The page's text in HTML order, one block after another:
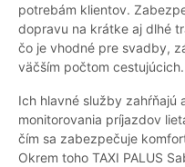
potrebám klientov.
dopravu na krátke aj dlhé
čo je vhodné pre svadby,
väčším počtom cestujúcich.
Ich hlavné služby zahŕňajú
monitorovania príjazdov
čím sa zabezpečuje
Okrem toho TAXI PALUS